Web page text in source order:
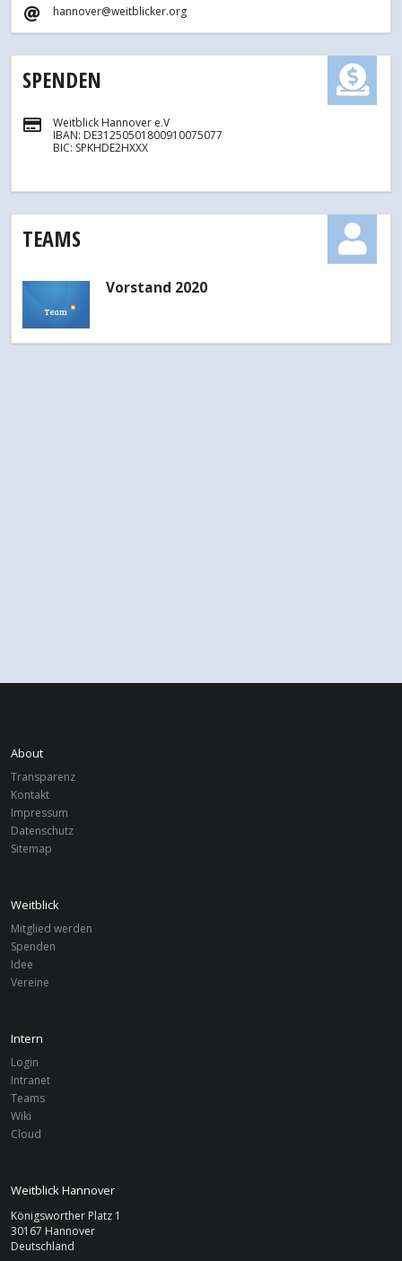
hannover@weitblicker.org
SPENDEN
Weitblick Hannover e.V
IBAN: DE31250501800910075077
BIC: SPKHDE2HXXX
TEAMS
Team
Vorstand 2020
About
Transparenz
Kontakt
Impressum
Datenschutz
Sitemap
Weitblick
Mitglied werden
Spenden
Idee
Vereine
Intern
Login
Intranet
Teams
Wiki
Cloud
Weitblick Hannover
Königsworther Platz 1
30167 Hannover
Deutschland